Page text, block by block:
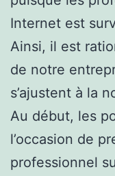
Internet est
Ainsi, il est
de notre
s’ajustent à la
Au début, les
l’occasion de
professionnel